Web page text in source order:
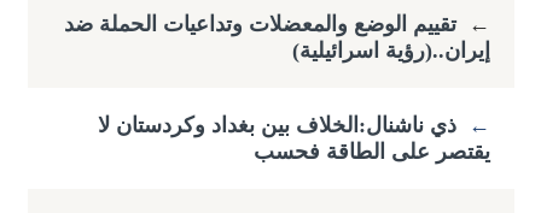
← تقييم الوضع والمعضلات وتداعيات الحملة ضد
إيران..(رؤية اسرائيلية)
←
ذي ناشنال:الخلاف بين بغداد وكردستان لا
يقتصر على الطاقة فحسب